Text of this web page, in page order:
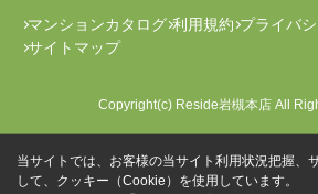
マンションカタログ 利用規約 プライバ
サイトマップ
Copyright(c) Reside岩槻本店 All
当サイトでは、お客様の当サイト利用状況把握、
して、クッキー（Cookie）を使用しています。